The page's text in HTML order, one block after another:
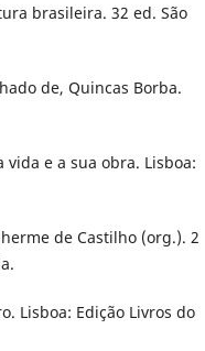
brasileira. 32 ed. São
de, Quincas Borba.
vida e a sua obra. Lisboa:
de Castilho (org.). 2
Lisboa: Edição Livros do